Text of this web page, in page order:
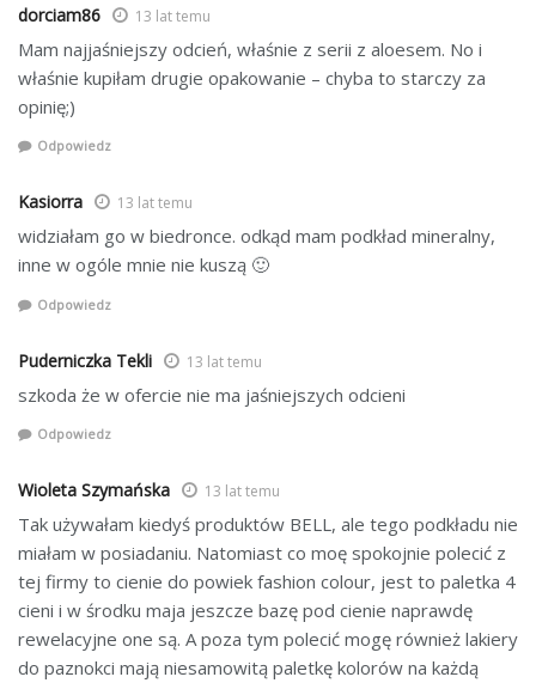
dorciam86 13 lat temu
Mam najjaśniejszy odcień, właśnie z serii z aloesem. No i
właśnie kupiłam drugie opakowanie – chyba to starczy za
opinię;)
Odpowiedz
Kasiorra 13 lat temu
widziałam go w biedronce. odkąd mam podkład mineralny,
inne w ogóle mnie nie kuszą 🙂
Odpowiedz
Puderniczka Tekli 13 lat temu
szkoda że w ofercie nie ma jaśniejszych odcieni
Odpowiedz
Wioleta Szymańska 13 lat temu
Tak używałam kiedyś produktów BELL, ale tego podkładu nie
miałam w posiadaniu. Natomiast co moę spokojnie polecić z
tej firmy to cienie do powiek fashion colour, jest to paletka 4
cieni i w środku maja jeszcze bazę pod cienie naprawdę
rewelacyjne one są. A poza tym polecić mogę również lakiery
do paznokci mają niesamowitą paletkę kolorów na każdą